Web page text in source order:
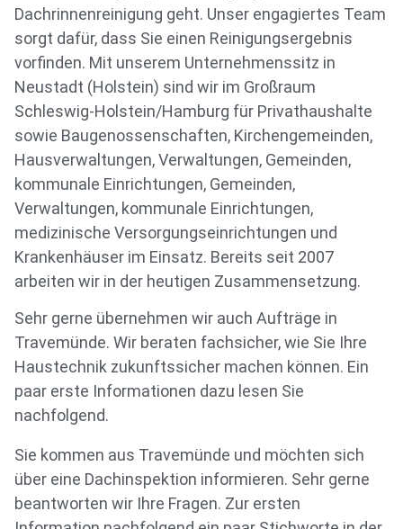
Dachrinnenreinigung geht. Unser engagiertes Team
sorgt dafür, dass Sie einen Reinigungsergebnis
vorfinden. Mit unserem Unternehmenssitz in
Neustadt (Holstein) sind wir im Großraum
Schleswig-Holstein/Hamburg für Privathaushalte
sowie Baugenossenschaften, Kirchengemeinden,
Hausverwaltungen, Verwaltungen, Gemeinden,
kommunale Einrichtungen, Gemeinden,
Verwaltungen, kommunale Einrichtungen,
medizinische Versorgungseinrichtungen und
Krankenhäuser im Einsatz. Bereits seit 2007
arbeiten wir in der heutigen Zusammensetzung.
Sehr gerne übernehmen wir auch Aufträge in
Travemünde. Wir beraten fachsicher, wie Sie Ihre
Haustechnik zukunftssicher machen können. Ein
paar erste Informationen dazu lesen Sie
nachfolgend.
Sie kommen aus Travemünde und möchten sich
über eine Dachinspektion informieren. Sehr gerne
beantworten wir Ihre Fragen. Zur ersten